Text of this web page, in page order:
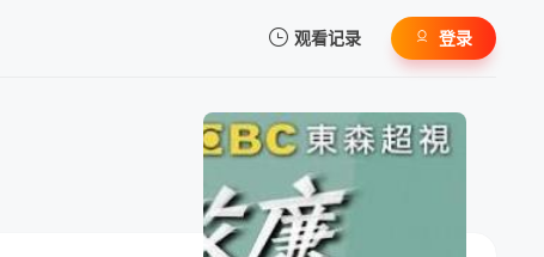
观看记录 登录